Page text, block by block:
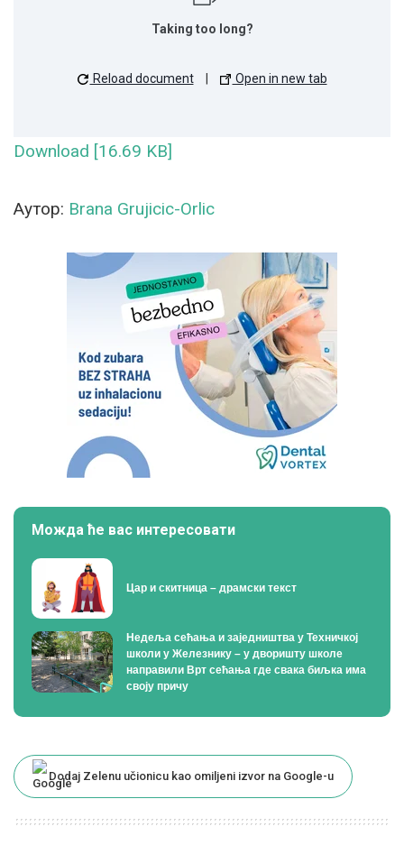
Taking too long?
Reload document Open in new tab
Download [16.69 KB]
Аутор: Brana Grujicic-Orlic
Можда ће вас интересовати
Цар и скитница – драмски текст
Недеља сећања и заједништва у Техничкој
школи у Железнику – у дворишту школе
направили Врт сећања где свака биљка има
своју причу
Dodaj Zelenu učionicu kao omiljeni izvor na Google-u